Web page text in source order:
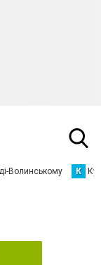
Волинському К